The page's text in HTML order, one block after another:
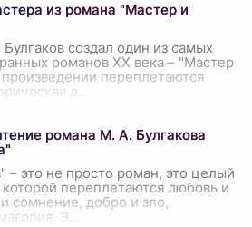
из романа "Мастер и
создал один из самых
романов XX века – "Мастер
переплетаются
д
романа М. А. Булгакова
– это не просто роман, это целый
переплетаются любовь и
сомнение, добро и зло,
Э